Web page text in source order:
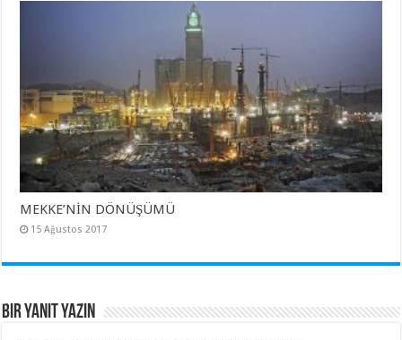
MEKKE’NİN DÖNÜŞÜMÜ
15 Ağustos 2017
Bir yanıt yazın